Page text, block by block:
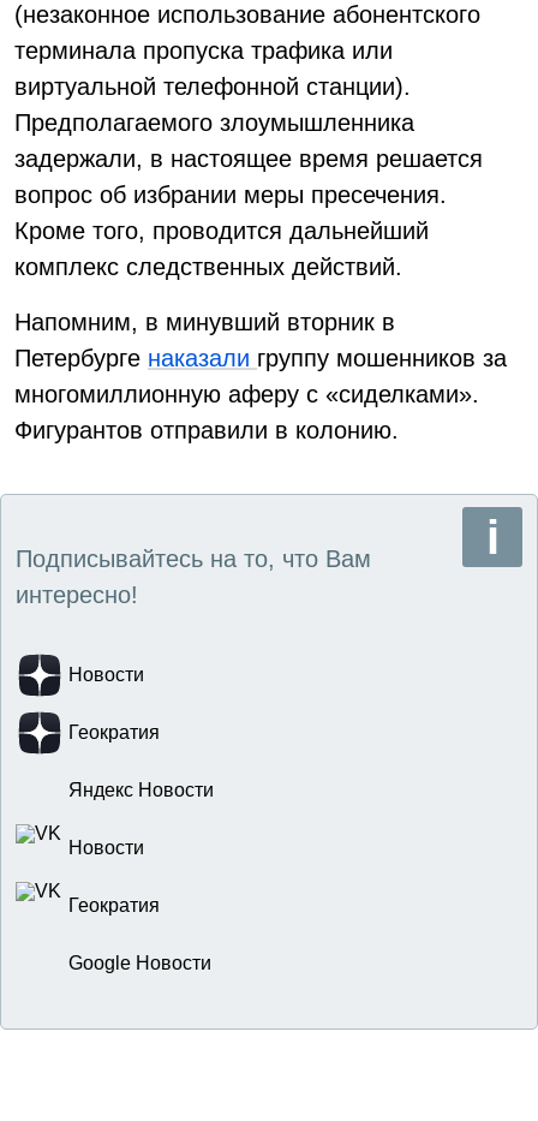
(незаконное использование абонентского
терминала пропуска трафика или
виртуальной телефонной станции).
Предполагаемого злоумышленника
задержали, в настоящее время решается
вопрос об избрании меры пресечения.
Кроме того, проводится дальнейший
комплекс следственных действий.
Напомним, в минувший вторник в
Петербурге наказали группу мошенников за
многомиллионную аферу с «сиделками».
Фигурантов отправили в колонию.
Подписывайтесь на то, что Вам
интересно!
Новости
Геократия
Яндекс Новости
Новости
Геократия
Google Новости